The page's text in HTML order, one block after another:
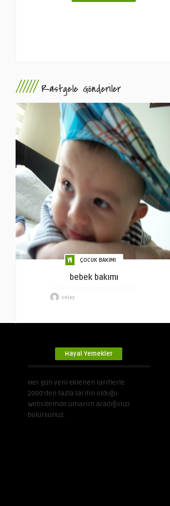
////// Rastgele Gönderiler
ÇOCUK BAKIMI
bebek bakımı
selay
Hayal Yemekler
Her gün yeni eklenen tariflerle
2000’den fazla tarifin olduğu
websitemde umarım aradığınızı
bulursunuz.